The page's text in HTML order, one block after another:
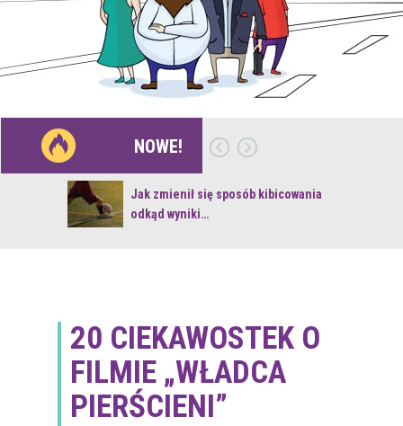
NOWE!
Jak zmienił się sposób kibicowania
odkąd wyniki…
20 CIEKAWOSTEK O
FILMIE „WŁADCA
PIERŚCIENI”